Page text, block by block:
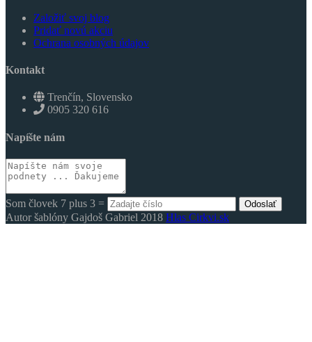
Založiť svoj blog
Pridať novú akciu
Ochrana osobných údajov
Kontakt
Trenčín, Slovensko
0905 320 616
Napíšte nám
Som človek 7 plus 3 = Odoslať
Autor šablóny Gajdoš Gabriel 2018 Hlas Cirkvi.sk